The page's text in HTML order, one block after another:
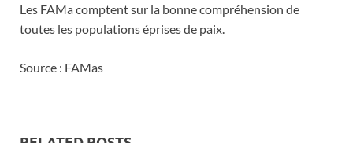
Les FAMa comptent sur la bonne compréhension de
toutes les populations éprises de paix.
Source : FAMas